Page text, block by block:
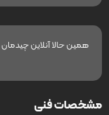
همین حالا آنلاین
مشخصات فنی